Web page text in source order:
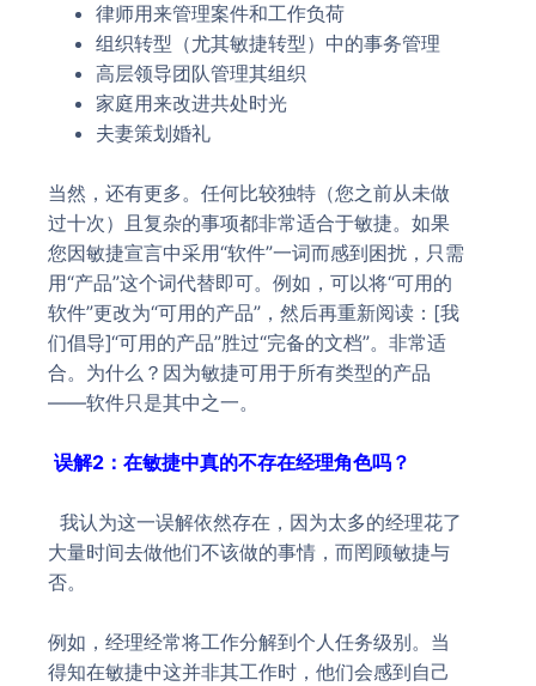
律师用来管理案件和工作负荷
组织转型（尤其敏捷转型）中的事务管理
高层领导团队管理其组织
家庭用来改进共处时光
夫妻策划婚礼
当然，还有更多。任何比较独特（您之前从未做
过十次）且复杂的事项都非常适合于敏捷。如果
您因敏捷宣言中采用“软件”一词而感到困扰，只需
用“产品”这个词代替即可。例如，可以将“可用的
软件”更改为“可用的产品”，然后再重新阅读：[我
们倡导]“可用的产品”胜过“完备的文档”。非常适
合。为什么？因为敏捷可用于所有类型的产品
——软件只是其中之一。
误解2：在敏捷中真的不存在经理角色吗？
我认为这一误解依然存在，因为太多的经理花了
大量时间去做他们不该做的事情，而罔顾敏捷与
否。
例如，经理经常将工作分解到个人任务级别。当
得知在敏捷中这并非其工作时，他们会感到自己